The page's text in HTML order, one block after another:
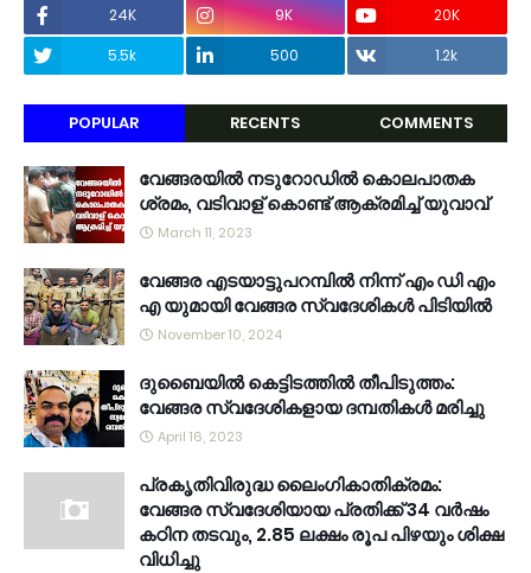
24K 9K
20K
5.5k
500 1.2k
POPULAR RECENTS COMMENTS
വേങ്ങരയിൽ നടുറോഡിൽ കൊലപാതക
ശ്രമം, വടിവാള് കൊണ്ട് ആക്രമിച്ച് യുവാവ്
March 11, 2023
വേങ്ങര എടയാട്ടുപറമ്പിൽ നിന്ന് എം ഡി എം
എ യുമായി വേങ്ങര സ്വദേശികൾ പിടിയിൽ
November 10, 2024
ദുബൈയിൽ കെട്ടിടത്തിൽ തീപിടുത്തം:
വേങ്ങര സ്വദേശികളായ ദമ്പതികൾ മരിച്ചു
April 16, 2023
പ്രകൃതിവിരുദ്ധ ലൈംഗികാതിക്രമം:
വേങ്ങര സ്വദേശിയായ പ്രതിക്ക് 34 വര്‍ഷം
കഠിന തടവും, 2.85 ലക്ഷം രൂപ പിഴയും ശിക്ഷ
വിധിച്ചു